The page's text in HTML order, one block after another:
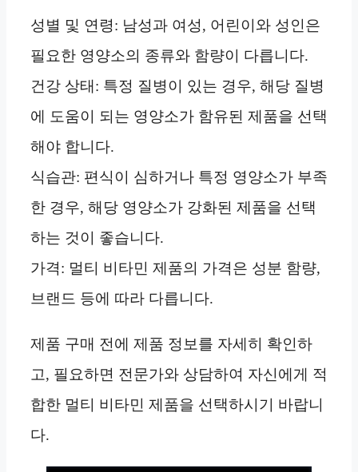
성별 및 연령: 남성과 여성, 어린이와 성인은
필요한 영양소의 종류와 함량이 다릅니다.
건강 상태: 특정 질병이 있는 경우, 해당 질병
에 도움이 되는 영양소가 함유된 제품을 선택
해야 합니다.
식습관: 편식이 심하거나 특정 영양소가 부족
한 경우, 해당 영양소가 강화된 제품을 선택
하는 것이 좋습니다.
가격: 멀티 비타민 제품의 가격은 성분 함량,
브랜드 등에 따라 다릅니다.
제품 구매 전에 제품 정보를 자세히 확인하
고, 필요하면 전문가와 상담하여 자신에게 적
합한 멀티 비타민 제품을 선택하시기 바랍니
다.